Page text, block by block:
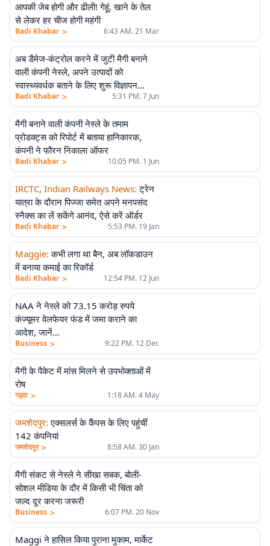
आपकी जेब होगी और ढीली! गेहूं, खाने के तेल
से लेकर हर चीज होगी महंगी
Badi Khabar > 6:43 AM. 21 Mar
अब डैमेज-कंट्रोल करने में जुटी मैगी बनाने
वाली कंपनी नेस्ले, अपने उत्पादों को
स्वास्थ्यवर्धक बताने के लिए शुरू विज्ञापन
अभियान
Badi Khabar > 5:31 PM. 7 Jun
मैगी बनाने वाली कंपनी नेस्ले के तमाम
प्रोडक्ट्स को रिपोर्ट में बताया हानिकारक,
कंपनी ने फौरन निकाला ऑफर
Badi Khabar > 10:05 PM. 1 Jun
IRCTC, Indian Railways News: ट्रेन
यात्रा के दौरान पिज्जा समेत अपने मनपसंद
स्नैक्स का लें सकेंगे आनंद, ऐसे करें ऑर्डर
Badi Khabar > 5:53 PM. 19 Jan
Maggie: कभी लगा था बैन, अब लॉकडाउन
में बनाया कमाई का रिकॉर्ड
Badi Khabar > 12:54 PM. 12 Jun
NAA ने नेस्ले को 73.15 करोड़ रुपये
कंज्यूमर वेलफेयर फंड में जमा कराने का
आदेश, जानें…
Business > 9:22 PM. 12 Dec
मैगी के पैकेट में मांस मिलने से उपभोक्ताओं में
रोष
गढ़वा > 1:18 AM. 4 May
जमशेदपुर: एक्सलर्स के कैंपस के लिए पहुंचीं
142 कंपनियां
जमशेदपुर > 8:58 AM. 30 Jan
मैगी संकट से नेस्ले ने सीखा सबक, बोली-
सोशल मीडिया के दौर में किसी भी चिंता को
जल्द दूर करना जरूरी
Business > 6:07 PM. 20 Nov
Maggi ने हासिल किया पुराना मुकाम, मार्केट